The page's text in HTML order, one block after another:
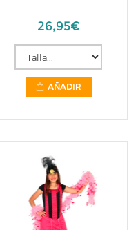
26,95€
AÑADIR